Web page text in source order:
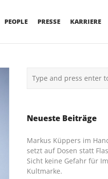
PEOPLE PRESSE KARRIERE
Neueste Beiträge
Markus Küppers im
setzt auf Dosen statt
Sicht keine Gefahr für
Kultmarke.